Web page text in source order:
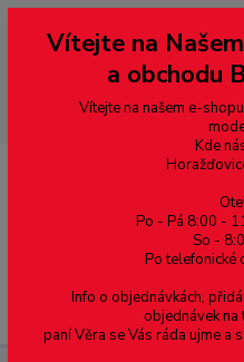
--- pro zákazníky ze Slovenska a
přepněte si e-shop na euro 💶
dobírky – pokud si z nějakého
domluvě zaslána znovu s
případě bude zrušena a účet
Vítejte na
a obchodu
Vítejte na našem e-
Kde
Po - Pá 8:00 -
So -
Po telefonické
Info o objednávkách,
objednávek
paní Věra se Vás ráda ujme a